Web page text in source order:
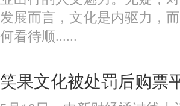
发展而言，文化是内驱力，
何看待顺......
笑果文化被处罚后购票